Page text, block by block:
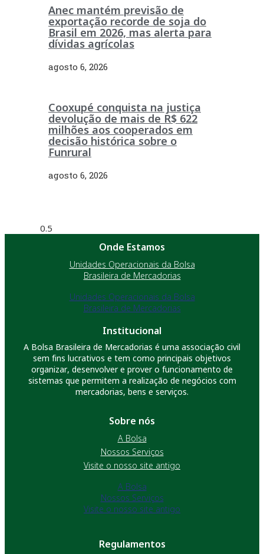
Anec mantém previsão de
exportação recorde de soja do
Brasil em 2026, mas alerta para
dívidas agrícolas
agosto 6, 2026
Cooxupé conquista na justiça
devolução de mais de R$ 622
milhões aos cooperados em
decisão histórica sobre o
Funrural
agosto 6, 2026
Onde Estamos
Unidades Operacionais da Bolsa
Brasileira de Mercadorias
Unidades Operacionais da Bolsa
Brasileira de Mercadorias
Institucional
A Bolsa Brasileira de Mercadorias é uma associação civil
sem fins lucrativos e tem como principais objetivos
organizar, desenvolver e prover o funcionamento de
sistemas que permitem a realização de negócios com
mercadorias, bens e serviços.
Sobre nós
A Bolsa
Nossos Serviços
Visite o nosso site antigo
A Bolsa
Nossos Serviços
Visite o nosso site antigo
Regulamentos